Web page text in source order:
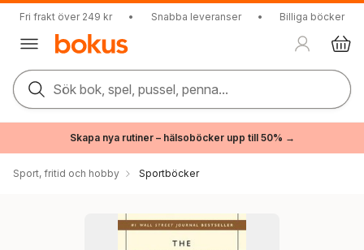
Fri frakt över 249 kr • Snabba leveranser • Billiga böcker
Sök bok, spel, pussel, penna...
Skapa nya rutiner – hälsoböcker upp till 50% →
Sport, fritid och hobby Sportböcker